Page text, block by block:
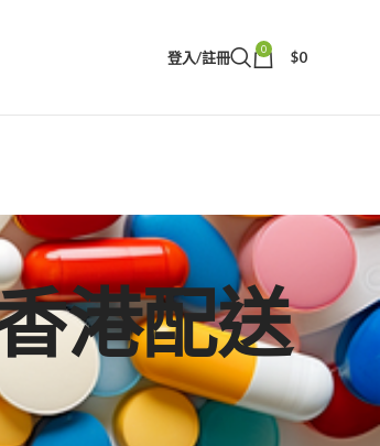
登入/註冊 0 $0
港配送